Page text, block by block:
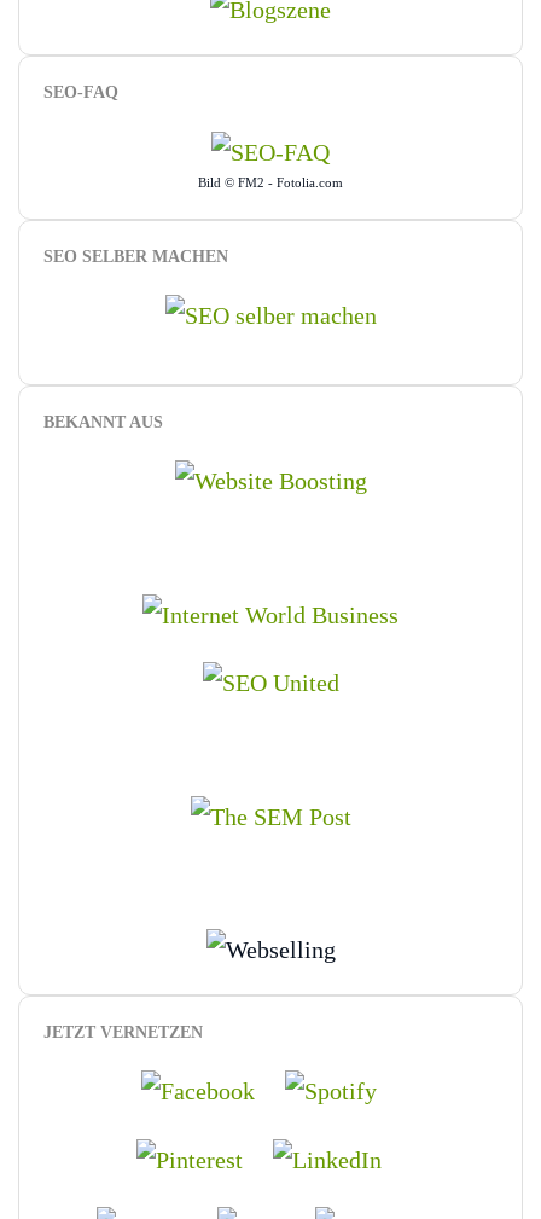
SEO-FAQ
Bild © FM2 - Fotolia.com
SEO SELBER MACHEN
BEKANNT AUS
JETZT VERNETZEN